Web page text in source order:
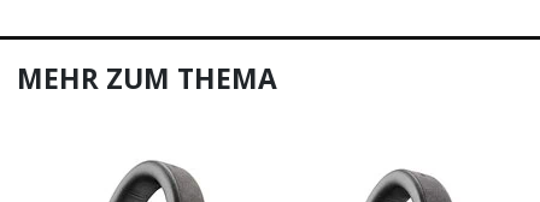
MEHR ZUM THEMA